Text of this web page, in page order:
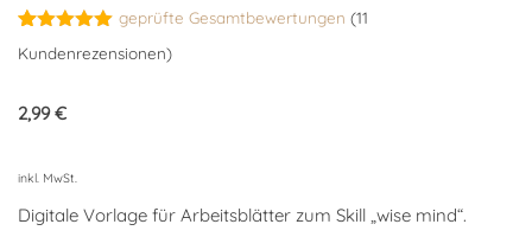
Bewertet
mit5.00
auf
11
geprüfte Gesamtbewertungen (11
Kundenrezensionen)
2,99€
inkl. MwSt.
Digitale Vorlage für Arbeitsblätter zum Skill „wise mind“.